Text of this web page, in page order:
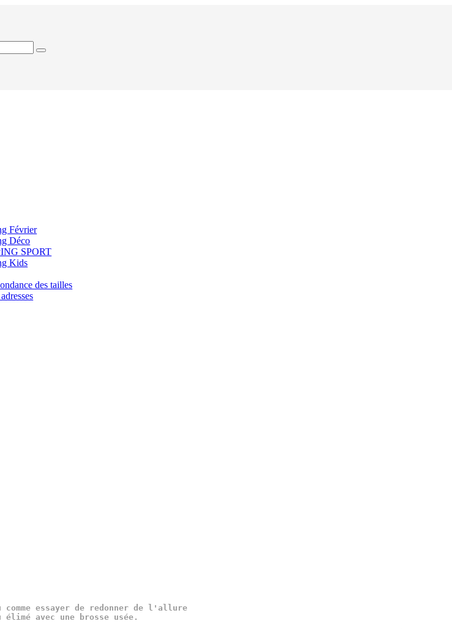
Février
Déco
SPORT
Kids
des tailles
essayer de redonner de l'allure
élimé avec une brosse usée.